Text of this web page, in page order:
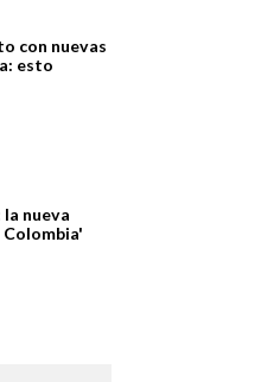
con nuevas
esto
nueva